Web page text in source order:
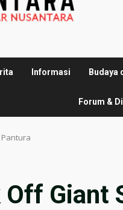
Informasi Budaya
Forum &
Pantura
Giant